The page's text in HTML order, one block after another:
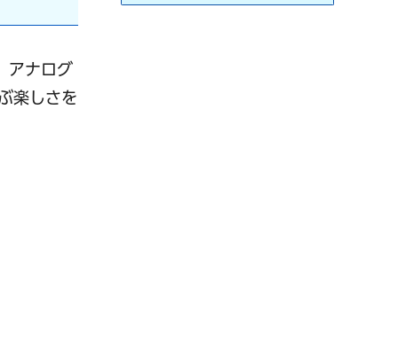
アナログ
楽しさを